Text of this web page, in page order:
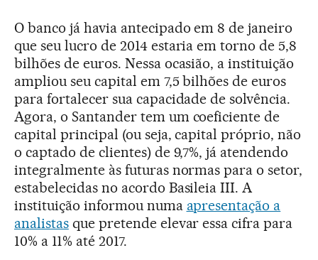
O banco já havia antecipado em 8 de janeiro
que seu lucro de 2014 estaria em torno de 5,8
bilhões de euros. Nessa ocasião, a instituição
ampliou seu capital em 7,5 bilhões de euros
para fortalecer sua capacidade de solvência.
Agora, o Santander tem um coeficiente de
capital principal (ou seja, capital próprio, não
o captado de clientes) de 9,7%, já atendendo
integralmente às futuras normas para o setor,
estabelecidas no acordo Basileia III. A
instituição informou numa apresentação a
analistasque pretende elevar essa cifra para
10% a 11% até 2017.